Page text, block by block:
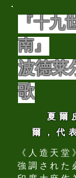
『十九
南』
波德莱
歌
夏爾
爾，代
《人造天
強調された